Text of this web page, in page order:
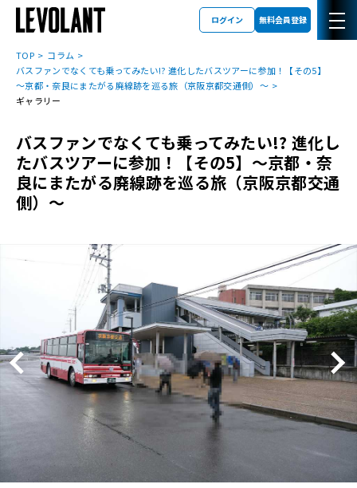
ログイン 無料会員登録
TOP
コラム
バスファンでなくても乗ってみたい!? 進化したバスツアーに参加！【その5】
～京都・奈良にまたがる廃線跡を巡る旅（京阪京都交通側）～
ギャラリー
バスファンでなくても乗ってみたい!? 進化し
たバスツアーに参加！【その5】～京都・奈
良にまたがる廃線跡を巡る旅（京阪京都交通
側）～